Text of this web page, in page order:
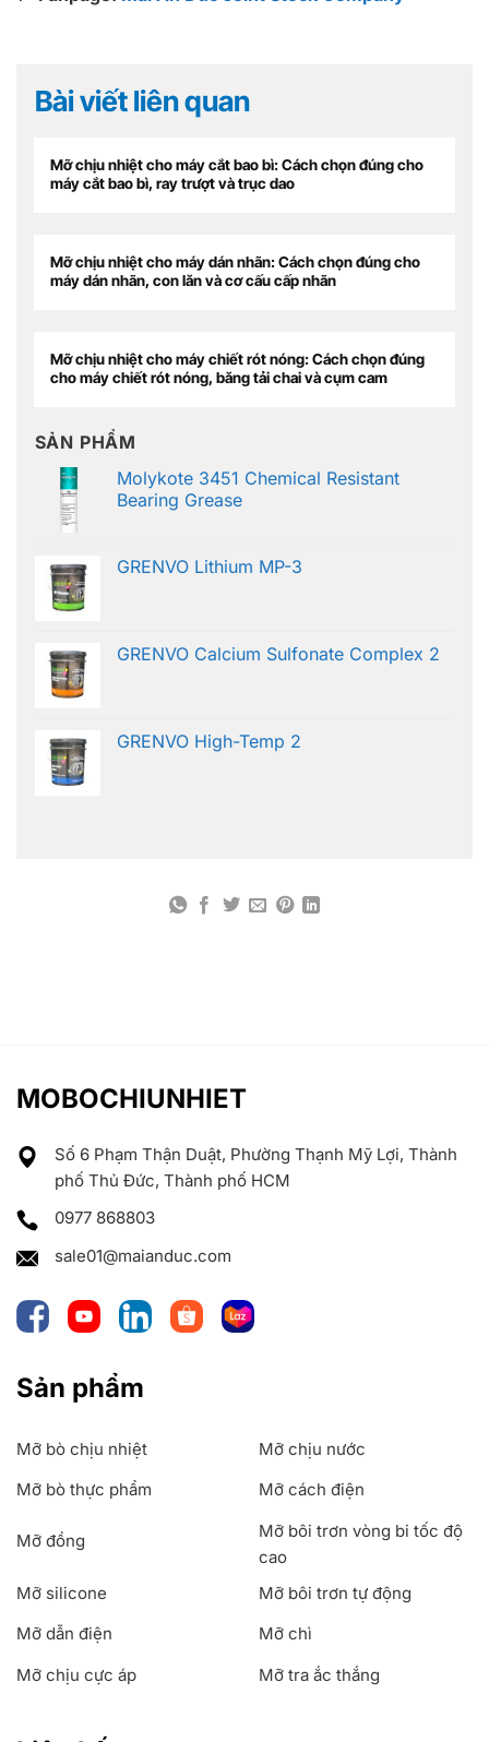
Bài viết liên quan
Mỡ chịu nhiệt cho máy cắt bao bì: Cách chọn đúng cho
máy cắt bao bì, ray trượt và trục dao
Mỡ chịu nhiệt cho máy dán nhãn: Cách chọn đúng cho
máy dán nhãn, con lăn và cơ cấu cấp nhãn
Mỡ chịu nhiệt cho máy chiết rót nóng: Cách chọn đúng
cho máy chiết rót nóng, băng tải chai và cụm cam
SẢN PHẨM
Molykote 3451 Chemical Resistant
Bearing Grease
GRENVO Lithium MP-3
GRENVO Calcium Sulfonate Complex 2
GRENVO High-Temp 2
MOBOCHIUNHIET
Số 6 Phạm Thận Duật, Phường Thạnh Mỹ Lợi, Thành
phố Thủ Đức, Thành phố HCM
0977 868803
sale01@maianduc.com
Sản phẩm
Mỡ bò chịu nhiệt
Mỡ chịu nước
Mỡ bò thực phẩm
Mỡ cách điện
Mỡ đồng
Mỡ bôi trơn vòng bi tốc độ
cao
Mỡ silicone
Mỡ bôi trơn tự động
Mỡ dẫn điện
Mỡ chì
Mỡ chịu cực áp
Mỡ tra ắc thắng